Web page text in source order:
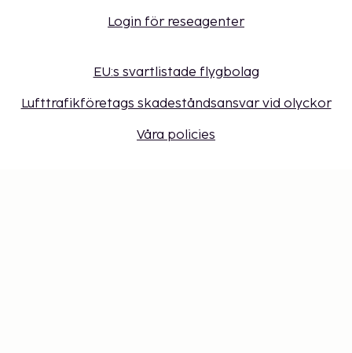
Login för reseagenter
EU:s svartlistade flygbolag
Lufttrafikföretags skadeståndsansvar vid olyckor
Våra policies